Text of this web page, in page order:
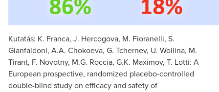
Kutatás: K. Franca, J. Hercogova, M. Fioranelli, S.
Gianfaldoni, A.A. Chokoeva, G. Tchernev, U. Wollina, M.
Tirant, F. Novotny, M.G. Roccia, G.K. Maximov, T. Lotti: A
European prospective, randomized placebo-controlled
double-blind study on efficacy and safety of